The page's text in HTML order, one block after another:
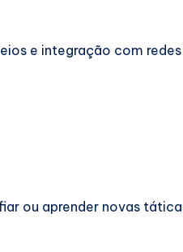
e integração com
ou aprender novas